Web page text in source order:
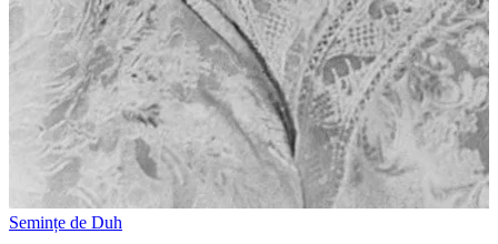
Semințe de Duh